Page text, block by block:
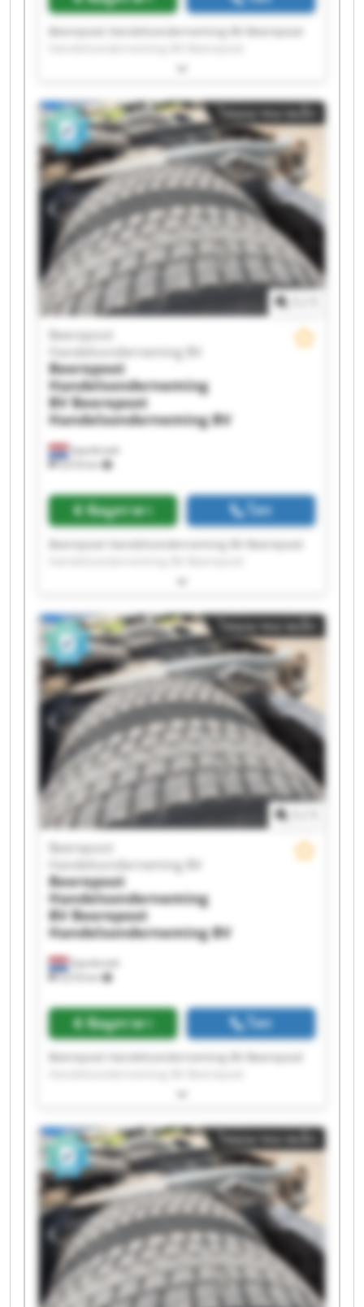
Beerepoot Handelsonderneming BV Beerepoot
Handelsonderneming BV Beerepoot
Handelsonderneming BV Beerepoot
Handelsonderneming BV Beerepoot
Handelsonderneming BV Beerepoot
Handelsonderneming BV Beerepoot
Handelsonderneming BV Beerepoot
Handelsonderneming BV Beerepoot
Handelsonderneming BV Beerepoot
Handelsonderneming BV Beerepoot
Handelsonderneming BV Beerepoot
Handelsonderneming BV Beerepoot
Handelsonderneming BV Beerepoot
Handelsonderneming BV Beerepoot
Handelsonderneming BV Beerepoot
Handelsonderneming BV Beerepoot
Handelsonderneming BV Beerepoot
Handelsonderneming BV
โฆษณาขนาดเล็ก
Spanbroek
9,018 km
Beerepoot
Handelsonderneming BV
Beerepoot
Handelsonderneming
BV Beerepoot
Handelsonderneming BV
ข้อมูลราคา โทร
Beerepoot Handelsonderneming BV Beerepoot
Handelsonderneming BV Beerepoot
Handelsonderneming BV Beerepoot
Handelsonderneming BV Beerepoot
Handelsonderneming BV Beerepoot
Handelsonderneming BV Beerepoot
Handelsonderneming BV Beerepoot
Handelsonderneming BV Beerepoot
Handelsonderneming BV Beerepoot
Handelsonderneming BV Beerepoot
Handelsonderneming BV Beerepoot
Handelsonderneming BV Beerepoot
Handelsonderneming BV Beerepoot
Handelsonderneming BV Beerepoot
Handelsonderneming BV Beerepoot
Handelsonderneming BV Beerepoot
Handelsonderneming BV Beerepoot
Handelsonderneming BV
โฆษณาขนาดเล็ก
Spanbroek
9,018 km
Beerepoot
Handelsonderneming BV
Beerepoot
Handelsonderneming
BV Beerepoot
Handelsonderneming BV
ข้อมูลราคา โทร
Beerepoot Handelsonderneming BV Beerepoot
Handelsonderneming BV Beerepoot
Handelsonderneming BV Beerepoot
Handelsonderneming BV Beerepoot
Handelsonderneming BV Beerepoot
Handelsonderneming BV Beerepoot
Handelsonderneming BV Beerepoot
Handelsonderneming BV Beerepoot
Handelsonderneming BV Beerepoot
Handelsonderneming BV Beerepoot
Handelsonderneming BV Beerepoot
Handelsonderneming BV Beerepoot
Handelsonderneming BV Beerepoot
โฆษณาขนาดเล็ก